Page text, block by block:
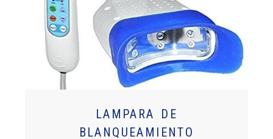
LAMPARA DE
BLANQUEAMIENTO